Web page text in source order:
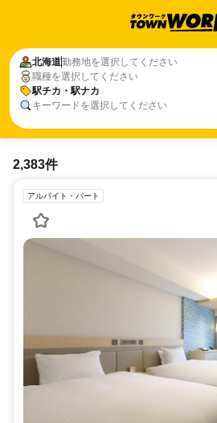
北海道勤務地を選択してください
職種を選択してください
駅チカ・駅ナカ
キーワードを選択してください
2,383件
アルバイト・パート